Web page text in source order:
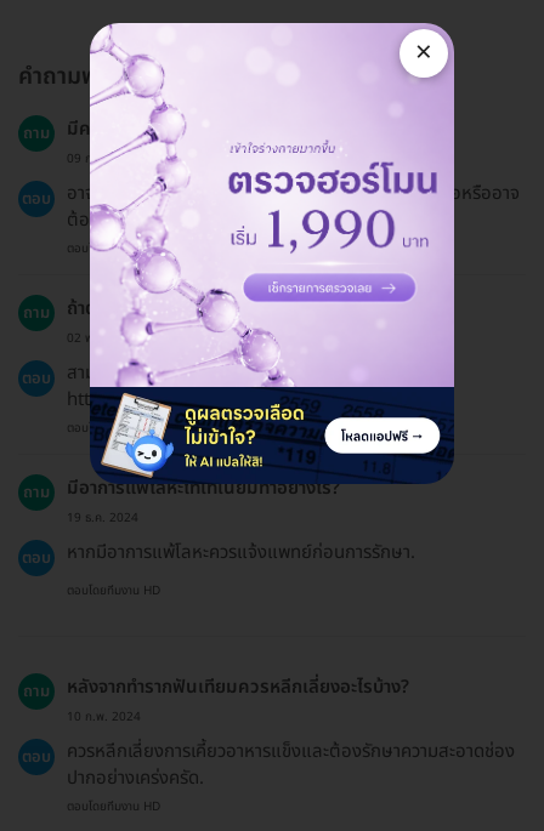
คำถามพบบ่อย
ถาม มีความเสี่ยงหรือผลข้างเคียงอะไรบ้าง?
09 ก.พ. 2023
ตอบ
อาจมีอาการปวดหลังการทำและมีความเสี่ยงในการติดเชื้อหรืออาจ
ต้องผ่าตัดมากกว่าหนึ่งครั้ง.
ตอบโดยทีมงาน HD
ถาม ถ้าต้องการคืนเงินทำอย่างไร?
02 พ.ย. 2023
ตอบ
สามารถขอคืนเงินได้ตามนโยบายการคืนเงินที่ลิงก์นี้
https://hdmall.co.th/c/refund-policy-hdmall.
ตอบโดยทีมงาน HD
ถาม มีอาการแพ้โลหะไทเทเนียมทำอย่างไร?
19 ธ.ค. 2024
ตอบ หากมีอาการแพ้โลหะควรแจ้งแพทย์ก่อนการรักษา.
ตอบโดยทีมงาน HD
ถาม หลังจากทำรากฟันเทียมควรหลีกเลี่ยงอะไรบ้าง?
10 ก.พ. 2024
ตอบ
ควรหลีกเลี่ยงการเคี้ยวอาหารแข็งและต้องรักษาความสะอาดช่อง
ปากอย่างเคร่งครัด.
ตอบโดยทีมงาน HD
×